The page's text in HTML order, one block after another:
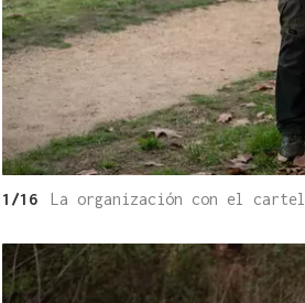
1/16 La organización con el